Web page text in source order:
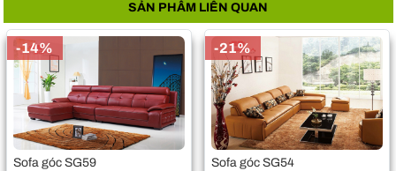
SẢN PHẨM LIÊN QUAN
Sofa góc SG59
-14%
Sofa góc SG54
-21%